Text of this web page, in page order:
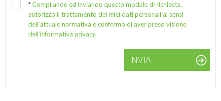
*Compilando ed inviando questo modulo di richiesta,
autorizzo il trattamento dei miei dati personali ai sensi
dell'attuale normativa e confermo di aver preso visione
dell'informativa privacy.
INVIA